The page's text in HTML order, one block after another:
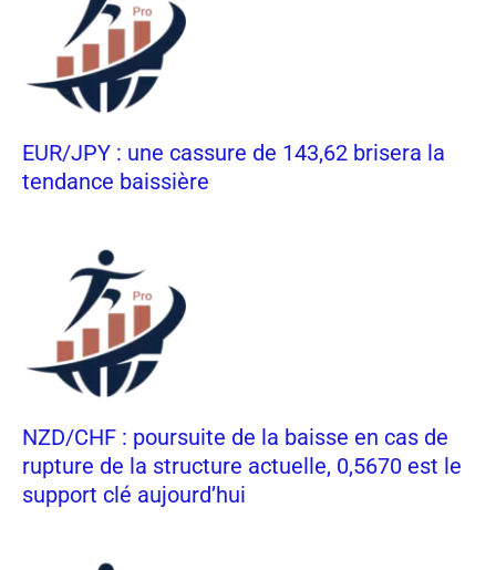
EUR/JPY : une cassure de 143,62 brisera la
tendance baissière
NZD/CHF : poursuite de la baisse en cas de
rupture de la structure actuelle, 0,5670 est le
support clé aujourd’hui